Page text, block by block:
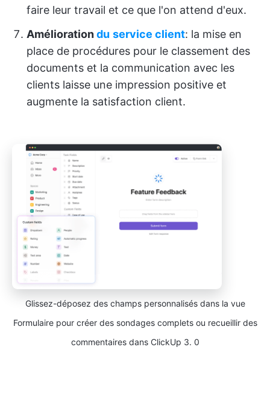
faire leur travail et ce que l'on attend d'eux.
Améliorationdu service client: la mise en
place de procédures pour le classement des
documents et la communication avec les
clients laisse une impression positive et
augmente la satisfaction client.
Glissez-déposez des champs personnalisés dans la vue
Formulaire pour créer des sondages complets ou recueillir des
commentaires dans ClickUp 3. 0